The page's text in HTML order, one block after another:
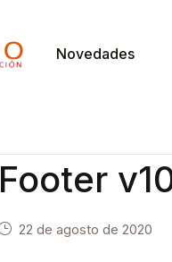
Novedades
Footer
22 de agosto de 2020